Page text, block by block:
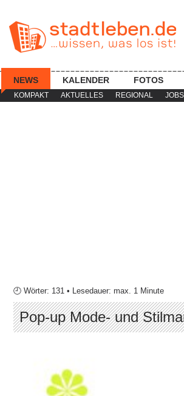
KOMPAKT AKTUELLES REGIONAL
NEWS KALENDER FOTOS
🕘 Wörter: 131 • Lesedauer: max. 1 Minute
Pop-up Mode- und